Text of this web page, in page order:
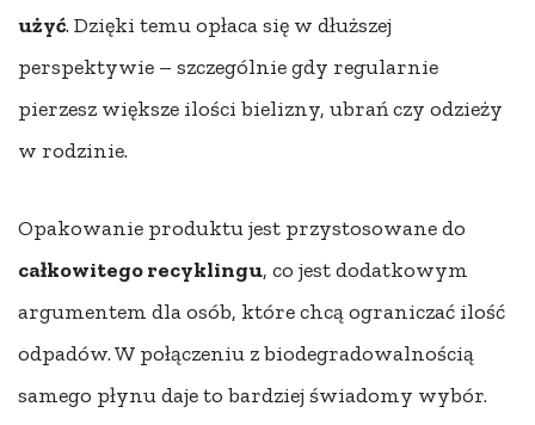
użyć. Dzięki temu opłaca się w dłuższej
perspektywie – szczególnie gdy regularnie
pierzesz większe ilości bielizny, ubrań czy odzieży
w rodzinie.
Opakowanie produktu jest przystosowane do
całkowitego recyklingu, co jest dodatkowym
argumentem dla osób, które chcą ograniczać ilość
odpadów. W połączeniu z biodegradowalnością
samego płynu daje to bardziej świadomy wybór.